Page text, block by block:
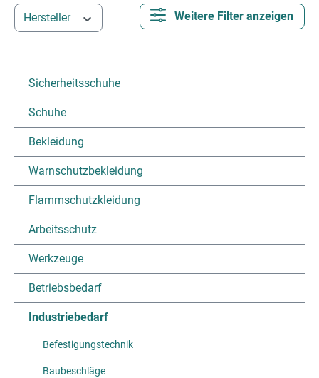
Hersteller Weitere Filter anzeigen
Sicherheitsschuhe
Schuhe
Bekleidung
Warnschutzbekleidung
Flammschutzkleidung
Arbeitsschutz
Werkzeuge
Betriebsbedarf
Industriebedarf
Befestigungstechnik
Baubeschläge